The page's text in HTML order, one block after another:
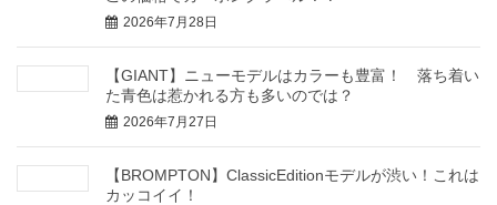
2026年7月28日
【GIANT】ニューモデルはカラーも豊富！ 落ち着い
た青色は惹かれる方も多いのでは？
2026年7月27日
【BROMPTON】ClassicEditionモデルが渋い！これは
カッコイイ！